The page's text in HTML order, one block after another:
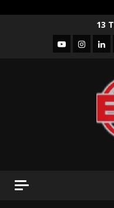
13
YouTube